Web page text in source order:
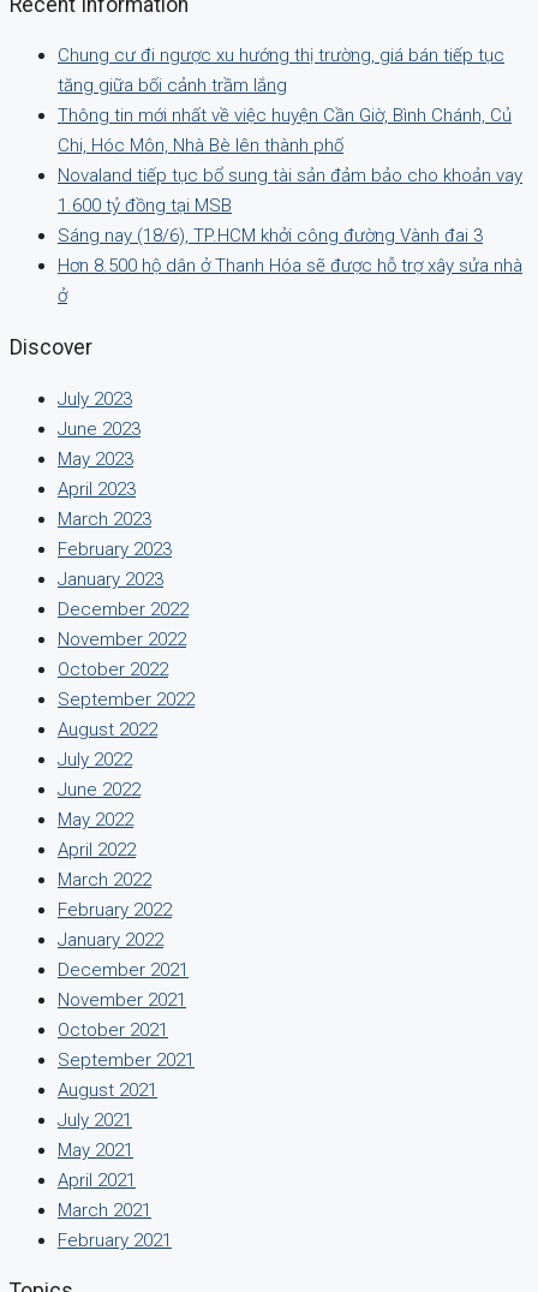
Chung cư đi ngược xu hướng thị trường, giá bán tiếp tục
tăng giữa bối cảnh trầm lắng
Thông tin mới nhất về việc huyện Cần Giờ, Bình Chánh, Củ
Chi, Hóc Môn, Nhà Bè lên thành phố
Novaland tiếp tục bổ sung tài sản đảm bảo cho khoản vay
1.600 tỷ đồng tại MSB
Sáng nay (18/6), TP.HCM khởi công đường Vành đai 3
Hơn 8.500 hộ dân ở Thanh Hóa sẽ được hỗ trợ xây sửa nhà
ở
Discover
July 2023
June 2023
May 2023
April 2023
March 2023
February 2023
January 2023
December 2022
November 2022
October 2022
September 2022
August 2022
July 2022
June 2022
May 2022
April 2022
March 2022
February 2022
January 2022
December 2021
November 2021
October 2021
September 2021
August 2021
July 2021
May 2021
April 2021
March 2021
February 2021